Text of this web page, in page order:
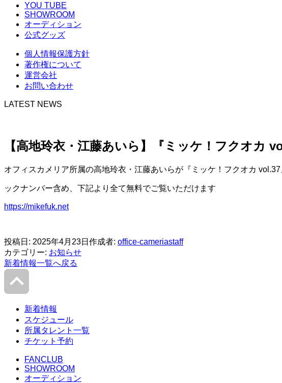
YOU TUBE
SHOWROOM
オーディション
公式グッズ
個人情報保護方針
著作権について
運営会社
お問い合わせ
LATEST NEWS
【高地玲衣・江藤あいら】『ミッケ！フクオカ
オフィスカメリア所属の高地玲衣・江藤あいらが『ミッケ！フクオカ
ックナンバー含め、下記より全て無料でご覧いただけます
https://mikefuk.net
投稿日: 2025年4月23日 作成者: office-cameriastaff
カテゴリー: お知らせ
新着情報一覧へ戻る
新着情報
スケジュール
所属タレント一覧
チケット予約
FANCLUB
SHOWROOM
オーディション